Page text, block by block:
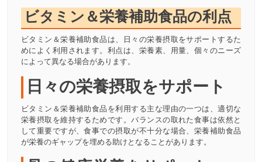
ビタミン＆栄養補助食品の利点
ビタミン＆栄養補助食品は、日々の栄養摂取をサポートするた
めによく利用されます。利点は、栄養素、用量、個々のニーズ
によって異なる場合があります。
日々の栄養摂取をサポート
ビタミン＆栄養補助食品を利用する主な理由の一つは、適切な
栄養摂取を維持するためです。バランスの取れた食事は依然と
して重要ですが、食事での摂取が不十分な場合、栄養補助食品
が栄養のギャップを埋める助けとなることがあります。